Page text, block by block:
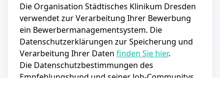
Die Organisation Städtisches Klinikum Dresden
verwendet zur Verarbeitung Ihrer Bewerbung
ein Bewerbermanagementsystem. Die
Datenschutzerklärungen zur Speicherung und
Verarbeitung Ihrer Daten finden Sie hier.
Die Datenschutzbestimmungen des
Empfehlungsbund und seiner Job-Communitys